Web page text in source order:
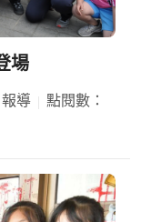
場
導
點閱數：